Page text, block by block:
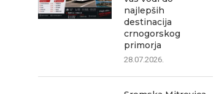
najlepših
destinacija
crnogorskog
primorja
28.07.2026.